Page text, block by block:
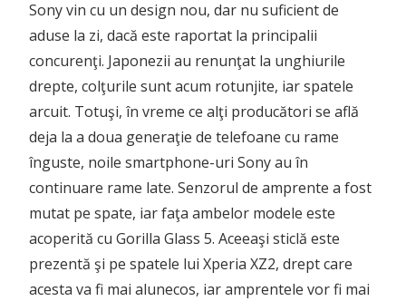
Sony vin cu un design nou, dar nu suficient de
aduse la zi, dacă este raportat la principalii
concurenţi. Japonezii au renunţat la unghiurile
drepte, colţurile sunt acum rotunjite, iar spatele
arcuit. Totuşi, în vreme ce alţi producători se află
deja la a doua generaţie de telefoane cu rame
înguste, noile smartphone-uri Sony au în
continuare rame late. Senzorul de amprente a fost
mutat pe spate, iar faţa ambelor modele este
acoperită cu Gorilla Glass 5. Aceeaşi sticlă este
prezentă şi pe spatele lui Xperia XZ2, drept care
acesta va fi mai alunecos, iar amprentele vor fi mai